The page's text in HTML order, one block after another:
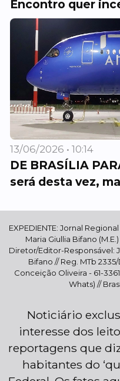
Encontro quer
13/06/2026 • 10:14
DE BRASÍLIA
será desta vez,
EXPEDIENTE: Jornal
Maria Giullia Bifano
Diretor/Editor-Responsável:
Bifano // Reg. MTb
Conceição Oliveira - 61-
Whats) //
Noticiário
interesse dos
reportagens que
habitantes do